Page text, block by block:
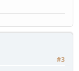
#3